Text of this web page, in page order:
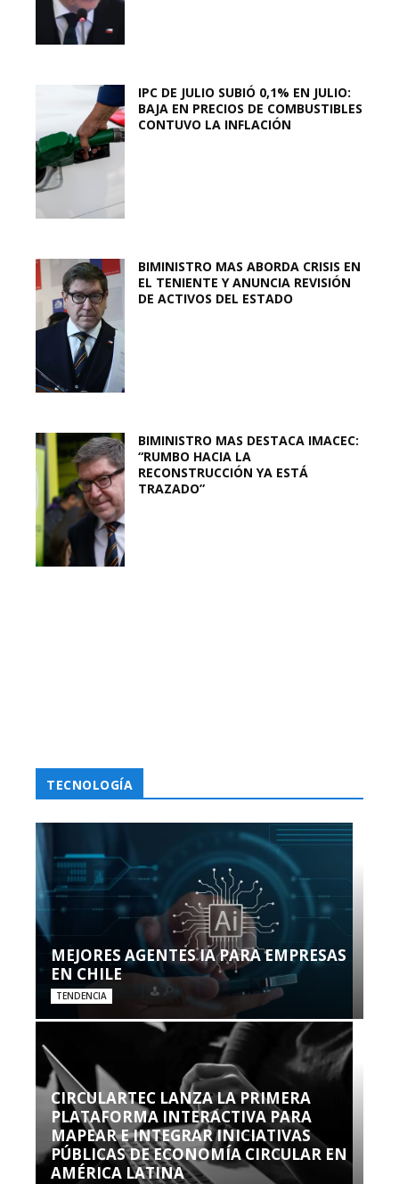
IPC DE JULIO SUBIÓ 0,1% EN JULIO:
BAJA EN PRECIOS DE COMBUSTIBLES
CONTUVO LA INFLACIÓN
BIMINISTRO MAS ABORDA CRISIS EN
EL TENIENTE Y ANUNCIA REVISIÓN
DE ACTIVOS DEL ESTADO
BIMINISTRO MAS DESTACA IMACEC:
“RUMBO HACIA LA
RECONSTRUCCIÓN YA ESTÁ
TRAZADO”
TECNOLOGÍA
MEJORES AGENTES IA PARA EMPRESAS
EN CHILE
TENDENCIA
CIRCULARTEC LANZA LA PRIMERA
PLATAFORMA INTERACTIVA PARA
MAPEAR E INTEGRAR INICIATIVAS
PÚBLICAS DE ECONOMÍA CIRCULAR EN
AMÉRICA LATINA